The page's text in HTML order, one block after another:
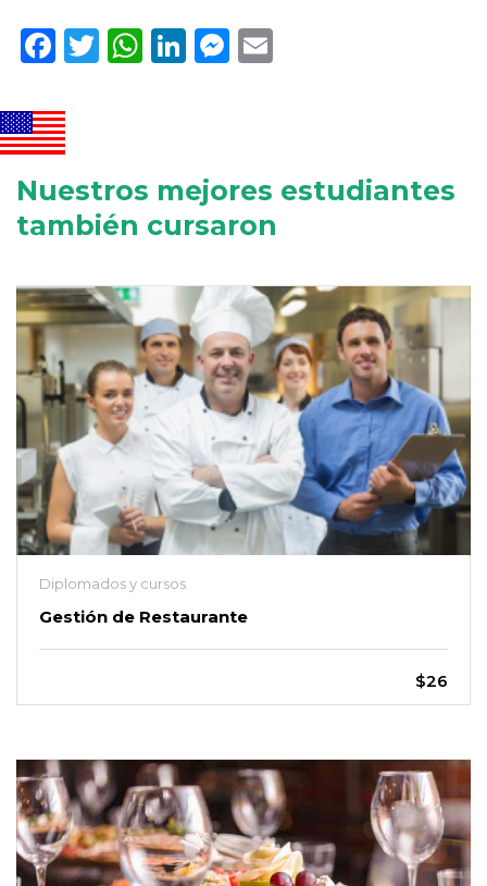
Facebook
Twitter
WhatsApp
LinkedIn
Messenger
Nuestros mejores estudiantes
también cursaron
Diplomados y cursos
Gestión de Restaurante
$26